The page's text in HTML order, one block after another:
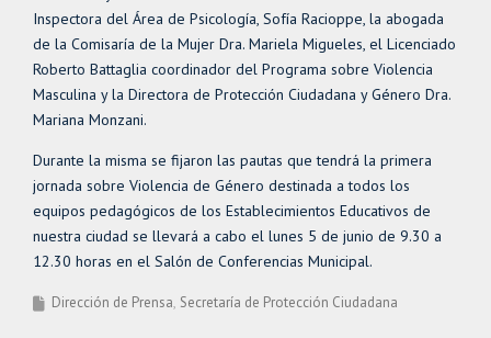
Inspectora del Área de Psicología, Sofía Racioppe, la abogada
de la Comisaría de la Mujer Dra. Mariela Migueles, el Licenciado
Roberto Battaglia coordinador del Programa sobre Violencia
Masculina y la Directora de Protección Ciudadana y Género Dra.
Mariana Monzani.
Durante la misma se fijaron las pautas que tendrá la primera
jornada sobre Violencia de Género destinada a todos los
equipos pedagógicos de los Establecimientos Educativos de
nuestra ciudad se llevará a cabo el lunes 5 de junio de 9.30 a
12.30 horas en el Salón de Conferencias Municipal.
Dirección de Prensa Secretaría de Protección Ciudadana